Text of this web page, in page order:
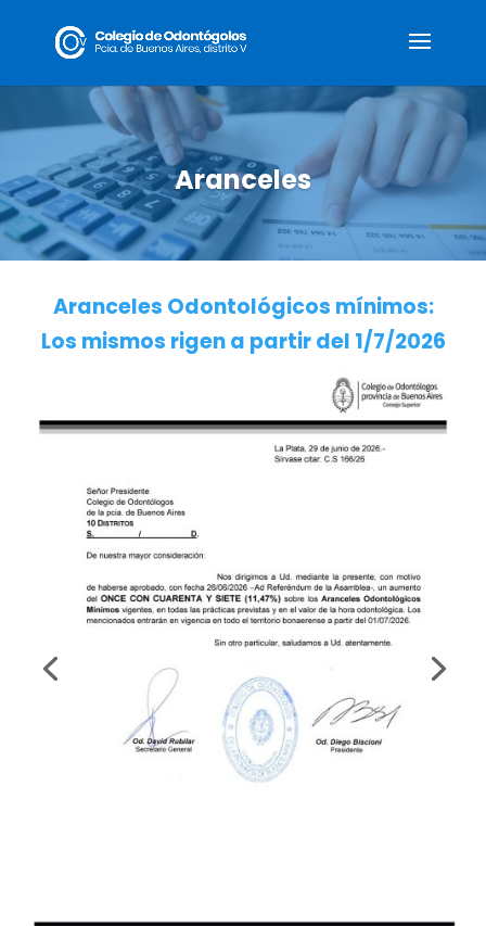
Aranceles
Aranceles Odontológicos mínimos:
Los mismos rigen a partir del 1/7/2026